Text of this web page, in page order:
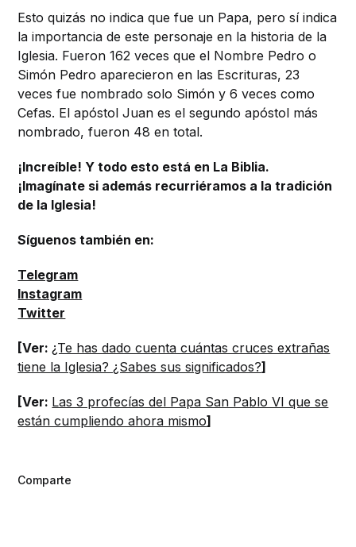
Esto quizás no indica que fue un Papa, pero sí indica
la importancia de este personaje en la historia de la
Iglesia. Fueron 162 veces que el Nombre Pedro o
Simón Pedro aparecieron en las Escrituras, 23
veces fue nombrado solo Simón y 6 veces como
Cefas. El apóstol Juan es el segundo apóstol más
nombrado, fueron 48 en total.
¡Increíble! Y todo esto está en La Biblia.
¡Imagínate si además recurriéramos a la tradición
de la Iglesia!
Síguenos también en:
Telegram
Instagram
Twitter
[Ver:¿Te has dado cuenta cuántas cruces extrañas
tiene la Iglesia? ¿Sabes sus significados?]
[Ver: Las 3 profecías del Papa San Pablo VI que se
están cumpliendo ahora mismo]
Comparte